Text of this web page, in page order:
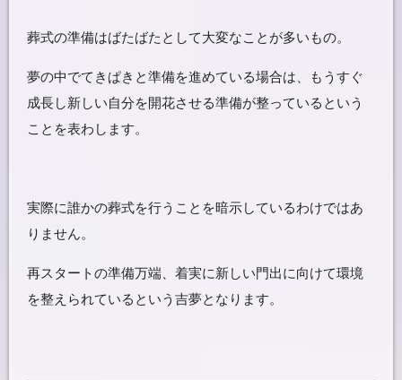
葬式の準備はばたばたとして大変なことが多いもの。
夢の中でてきぱきと準備を進めている場合は、もうすぐ
成長し新しい自分を開花させる準備が整っているという
ことを表わします。
実際に誰かの葬式を行うことを暗示しているわけではあ
りません。
再スタートの準備万端、着実に新しい門出に向けて環境
を整えられているという吉夢となります。